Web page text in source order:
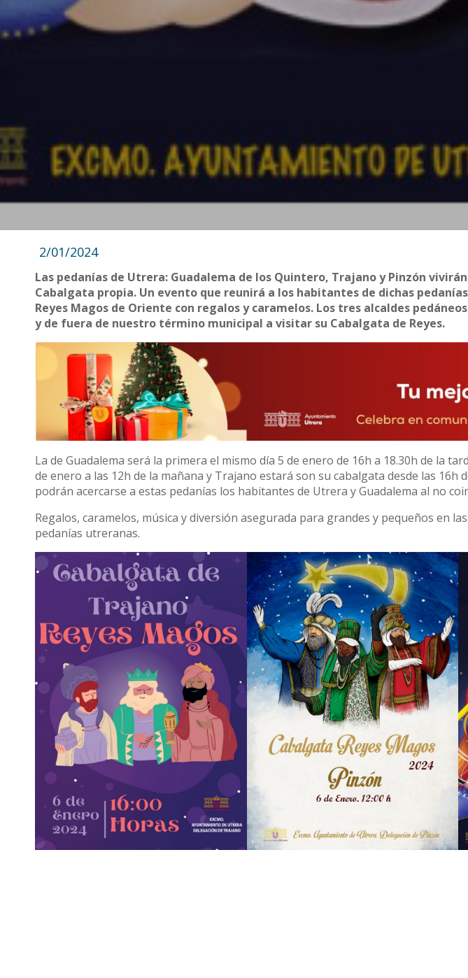
2/01/2024
Las pedanías de Utrera: Guadalema de los Quintero, Trajano y Pinzón vivirán
Cabalgata propia. Un evento que reunirá a los habitantes de dichas
Reyes Magos de Oriente con regalos y caramelos. Los tres alcaldes
y de fuera de nuestro término municipal a visitar su Cabalgata de Reyes.
La de Guadalema será la primera el mismo día 5 de enero de 16h a 18.30h de la
de enero a las 12h de la mañana y Trajano estará son su cabalgata desde las 16h
podrán acercarse a estas pedanías los habitantes de Utrera y Guadalema al no
Regalos, caramelos, música y diversión asegurada para grandes y pequeños en
pedanías utreranas.